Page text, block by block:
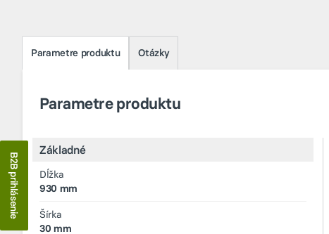
Parametre produktu Otázky
Parametre produktu
Základné
Dĺžka
930 mm
Šírka
30 mm
B2B prihlásenie